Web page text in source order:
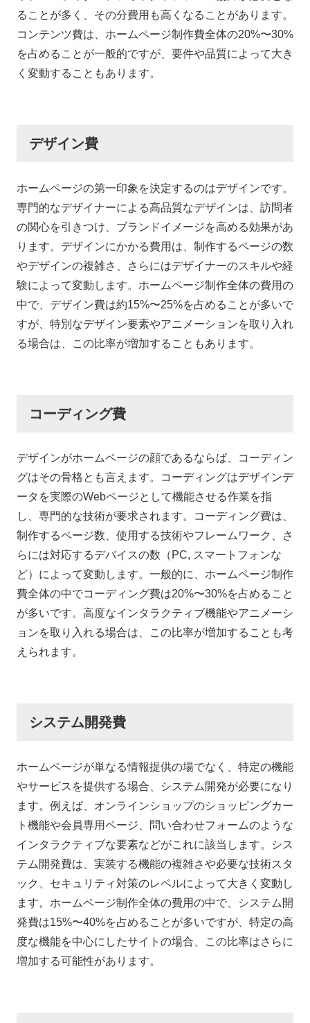
ることが多く、その分費用も高くなることがあります。
コンテンツ費は、ホームページ制作費全体の20%〜30%
を占めることが一般的ですが、要件や品質によって大き
く変動することもあります。
デザイン費
ホームページの第一印象を決定するのはデザインです。
専門的なデザイナーによる高品質なデザインは、訪問者
の関心を引きつけ、ブランドイメージを高める効果があ
ります。デザインにかかる費用は、制作するページの数
やデザインの複雑さ、さらにはデザイナーのスキルや経
験によって変動します。ホームページ制作全体の費用の
中で、デザイン費は約15%〜25%を占めることが多いで
すが、特別なデザイン要素やアニメーションを取り入れ
る場合は、この比率が増加することもあります。
コーディング費
デザインがホームページの顔であるならば、コーディン
グはその骨格とも言えます。コーディングはデザインデ
ータを実際のWebページとして機能させる作業を指
し、専門的な技術が要求されます。コーディング費は、
制作するページ数、使用する技術やフレームワーク、さ
らには対応するデバイスの数（PC, スマートフォンな
ど）によって変動します。一般的に、ホームページ制作
費全体の中でコーディング費は20%〜30%を占めること
が多いです。高度なインタラクティブ機能やアニメーシ
ョンを取り入れる場合は、この比率が増加することも考
えられます。
システム開発費
ホームページが単なる情報提供の場でなく、特定の機能
やサービスを提供する場合、システム開発が必要になり
ます。例えば、オンラインショップのショッピングカー
ト機能や会員専用ページ、問い合わせフォームのような
インタラクティブな要素などがこれに該当します。シス
テム開発費は、実装する機能の複雑さや必要な技術スタ
ック、セキュリティ対策のレベルによって大きく変動し
ます。ホームページ制作全体の費用の中で、システム開
発費は15%〜40%を占めることが多いですが、特定の高
度な機能を中心にしたサイトの場合、この比率はさらに
増加する可能性があります。